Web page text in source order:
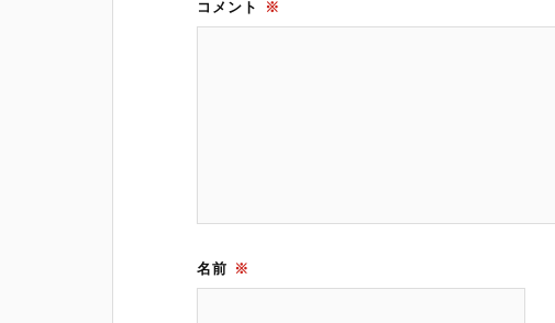
コメント ※
名前 ※